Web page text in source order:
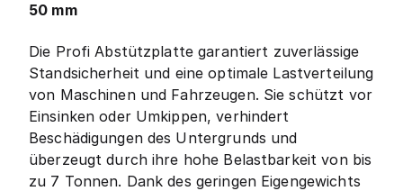
50 mm
Die Profi Abstützplatte garantiert zuverlässige
Standsicherheit und eine optimale Lastverteilung
von Maschinen und Fahrzeugen. Sie schützt vor
Einsinken oder Umkippen, verhindert
Beschädigungen des Untergrunds und
überzeugt durch ihre hohe Belastbarkeit von bis
zu 7 Tonnen. Dank des geringen Eigengewichts